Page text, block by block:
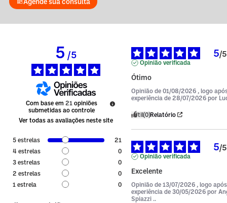
5/5
Com base em 21 opiniões
submetidas ao controle
Ver todas as avaliações neste site
5 estrelas
21
4 estrelas
0
3 estrelas
0
2 estrelas
0
1 estrela 0
5/5
Opinião verificada
Ótimo
Opinião de 01/08/2026 , logo
experiência de 28/07/2026 por
Útil(0)Relatório
5/5
Opinião verificada
Excelente
Opinião de 13/07/2026 , logo
experiência de 30/05/2026 por
Spiazzi ..